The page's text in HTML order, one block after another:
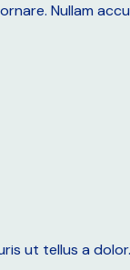
Nullam
ut tellus a